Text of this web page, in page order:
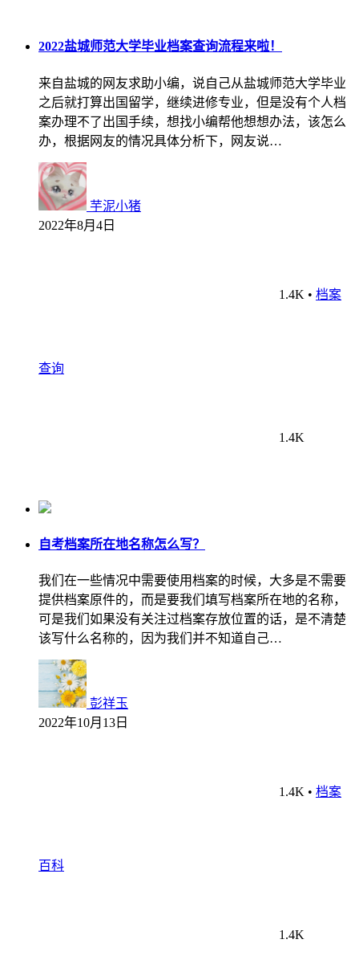
2022盐城师范大学毕业档案查询流程来啦！
来自盐城的网友求助小编，说自己从盐城师范大学毕业
之后就打算出国留学，继续进修专业，但是没有个人档
案办理不了出国手续，想找小编帮他想想办法，该怎么
办，根据网友的情况具体分析下，网友说…
芋泥小猪
2022年8月4日
1.4K • 档案
查询
1.4K
自考档案所在地名称怎么写？
我们在一些情况中需要使用档案的时候，大多是不需要
提供档案原件的，而是要我们填写档案所在地的名称，
可是我们如果没有关注过档案存放位置的话，是不清楚
该写什么名称的，因为我们并不知道自己…
彭祥玉
2022年10月13日
1.4K • 档案
百科
1.4K